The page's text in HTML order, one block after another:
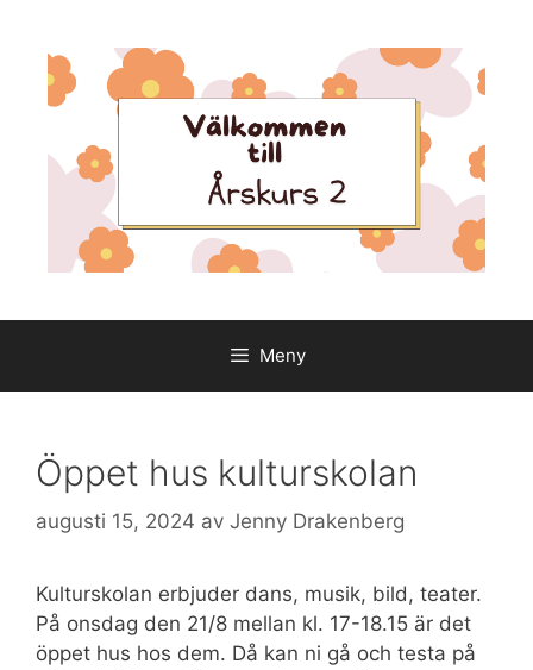
innehåll
Meny
Öppet hus kulturskolan
augusti 15, 2024 av Jenny Drakenberg
Kulturskolan erbjuder dans, musik, bild, teater.
På onsdag den 21/8 mellan kl. 17-18.15 är det
öppet hus hos dem. Då kan ni gå och testa på